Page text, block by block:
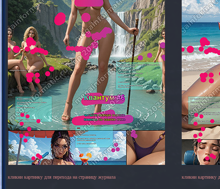
кликни картинку для перехода на страницу журнала кликни картинку